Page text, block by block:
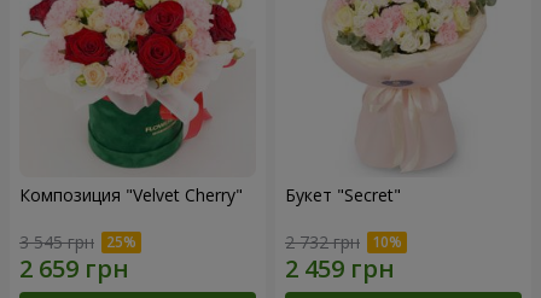
Композиция "Velvet Cherry"
3 545 грн
Букет "Secret"
2 732 грн